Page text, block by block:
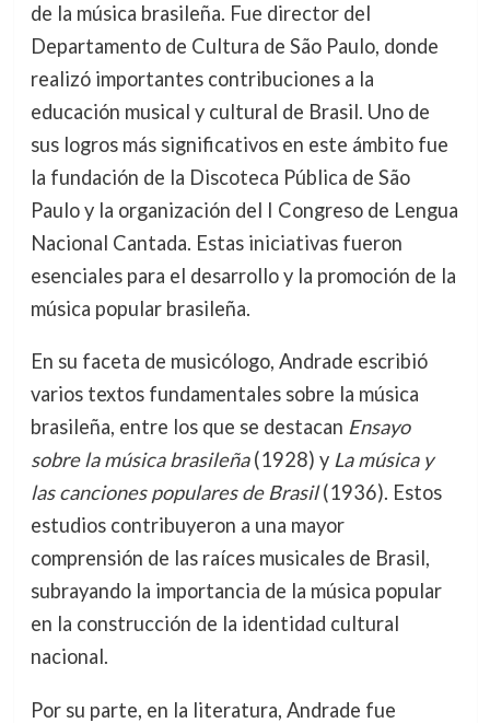
de la música brasileña. Fue director del
Departamento de Cultura de São Paulo, donde
realizó importantes contribuciones a la
educación musical y cultural de Brasil. Uno de
sus logros más significativos en este ámbito fue
la fundación de la Discoteca Pública de São
Paulo y la organización del I Congreso de Lengua
Nacional Cantada. Estas iniciativas fueron
esenciales para el desarrollo y la promoción de la
música popular brasileña.
En su faceta de musicólogo, Andrade escribió
varios textos fundamentales sobre la música
brasileña, entre los que se destacan Ensayo
sobre la música brasileña(1928) y La música y
las canciones populares de Brasil(1936). Estos
estudios contribuyeron a una mayor
comprensión de las raíces musicales de Brasil,
subrayando la importancia de la música popular
en la construcción de la identidad cultural
nacional.
Por su parte, en la literatura, Andrade fue